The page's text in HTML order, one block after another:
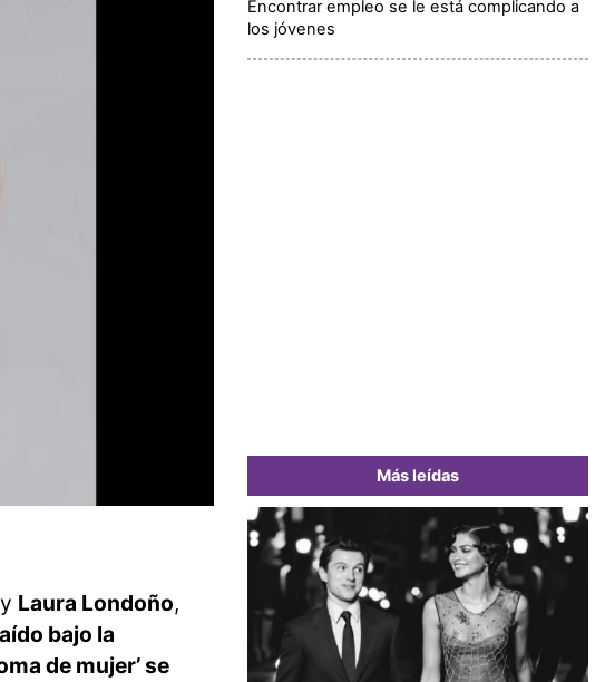
y Laura Londoño,
bajo la
de mujer’ se
Encontrar empleo se le está complicando a
los jóvenes
Más leídas